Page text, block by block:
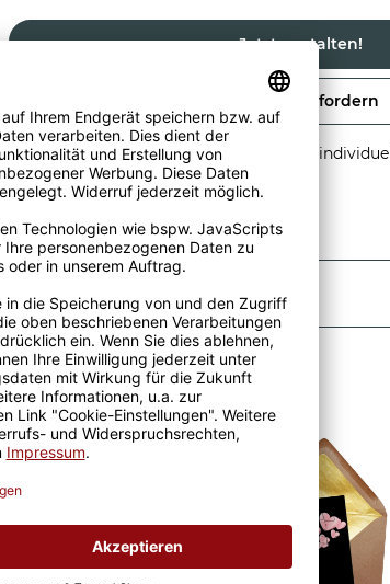
Jetzt gestalten!
Angebot anfordern
Größere Stückzahl? Anfrage stellen und
Produktion in Deutschland
Artikel